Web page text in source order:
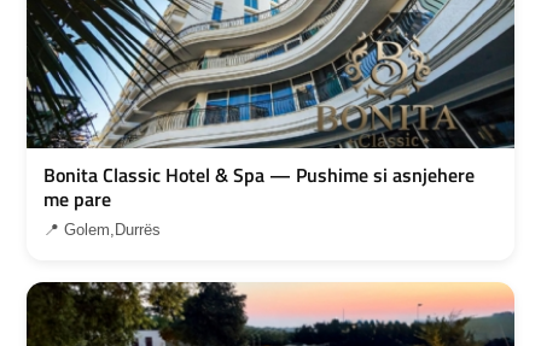
Bonita Classic Hotel & Spa — Pushime si asnjehere
me pare
📍 Golem,Durrës